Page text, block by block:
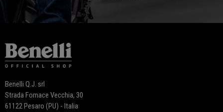
Benelli Q.J. srl
Strada Fornace Vecchia, 30
61122 Pesaro (PU) - Italia